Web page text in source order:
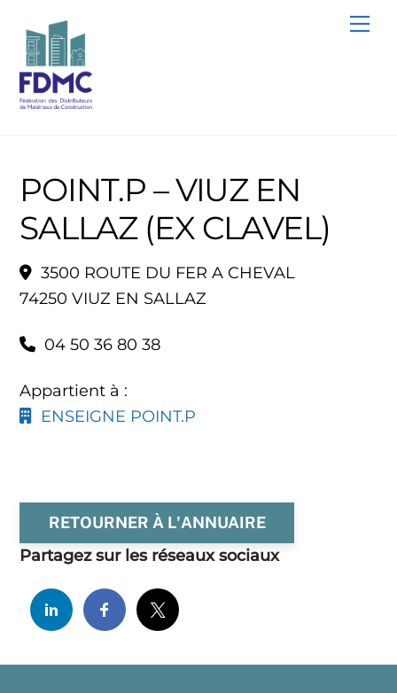
content
POINT.P – VIUZ EN
SALLAZ (EX CLAVEL)
3500 ROUTE DU FER A CHEVAL
74250 VIUZ EN SALLAZ
04 50 36 80 38
Appartient à :
ENSEIGNE POINT.P
RETOURNER À L'ANNUAIRE
Partagez sur les réseaux sociaux